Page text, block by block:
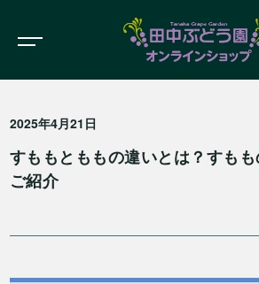
2025年4月21日
すももとももの違いとは？すも
ご紹介